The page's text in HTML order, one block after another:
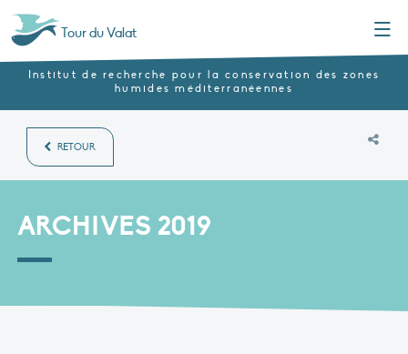
Tour du Valat
Institut de recherche pour la conservation des zones
humides méditerranéennes
RETOUR
ARCHIVES 2019